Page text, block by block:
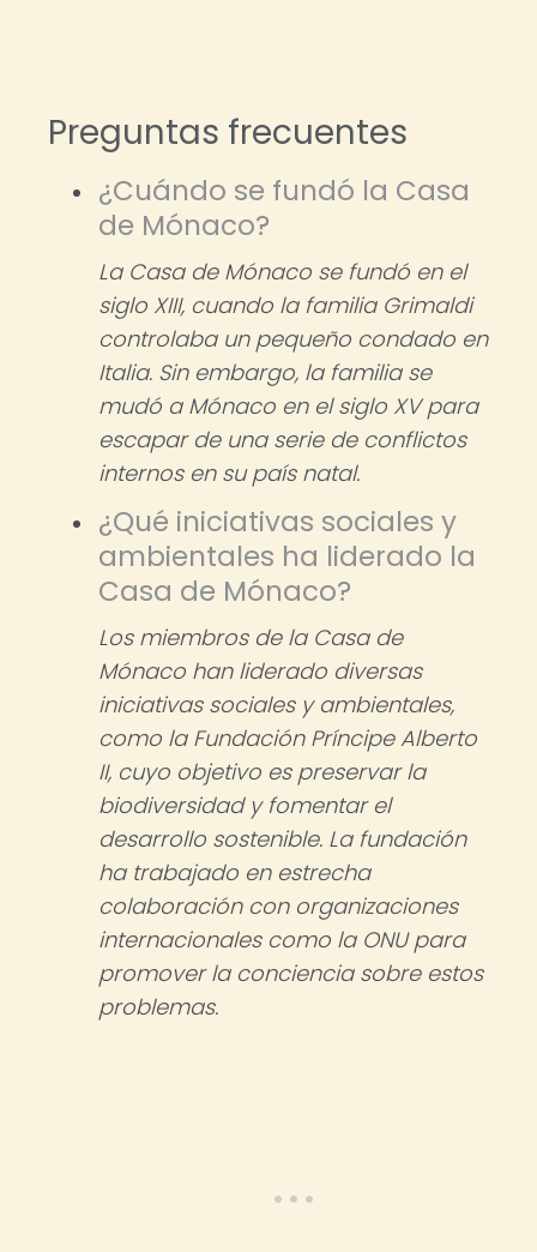
Preguntas frecuentes
¿Cuándo se fundó la Casa
de Mónaco?
La Casa de Mónaco se fundó en el
siglo XIII, cuando la familia Grimaldi
controlaba un pequeño condado en
Italia. Sin embargo, la familia se
mudó a Mónaco en el siglo XV para
escapar de una serie de conflictos
internos en su país natal.
¿Qué iniciativas sociales y
ambientales ha liderado la
Casa de Mónaco?
Los miembros de la Casa de
Mónaco han liderado diversas
iniciativas sociales y ambientales,
como la Fundación Príncipe Alberto
II, cuyo objetivo es preservar la
biodiversidad y fomentar el
desarrollo sostenible. La fundación
ha trabajado en estrecha
colaboración con organizaciones
internacionales como la ONU para
promover la conciencia sobre estos
problemas.